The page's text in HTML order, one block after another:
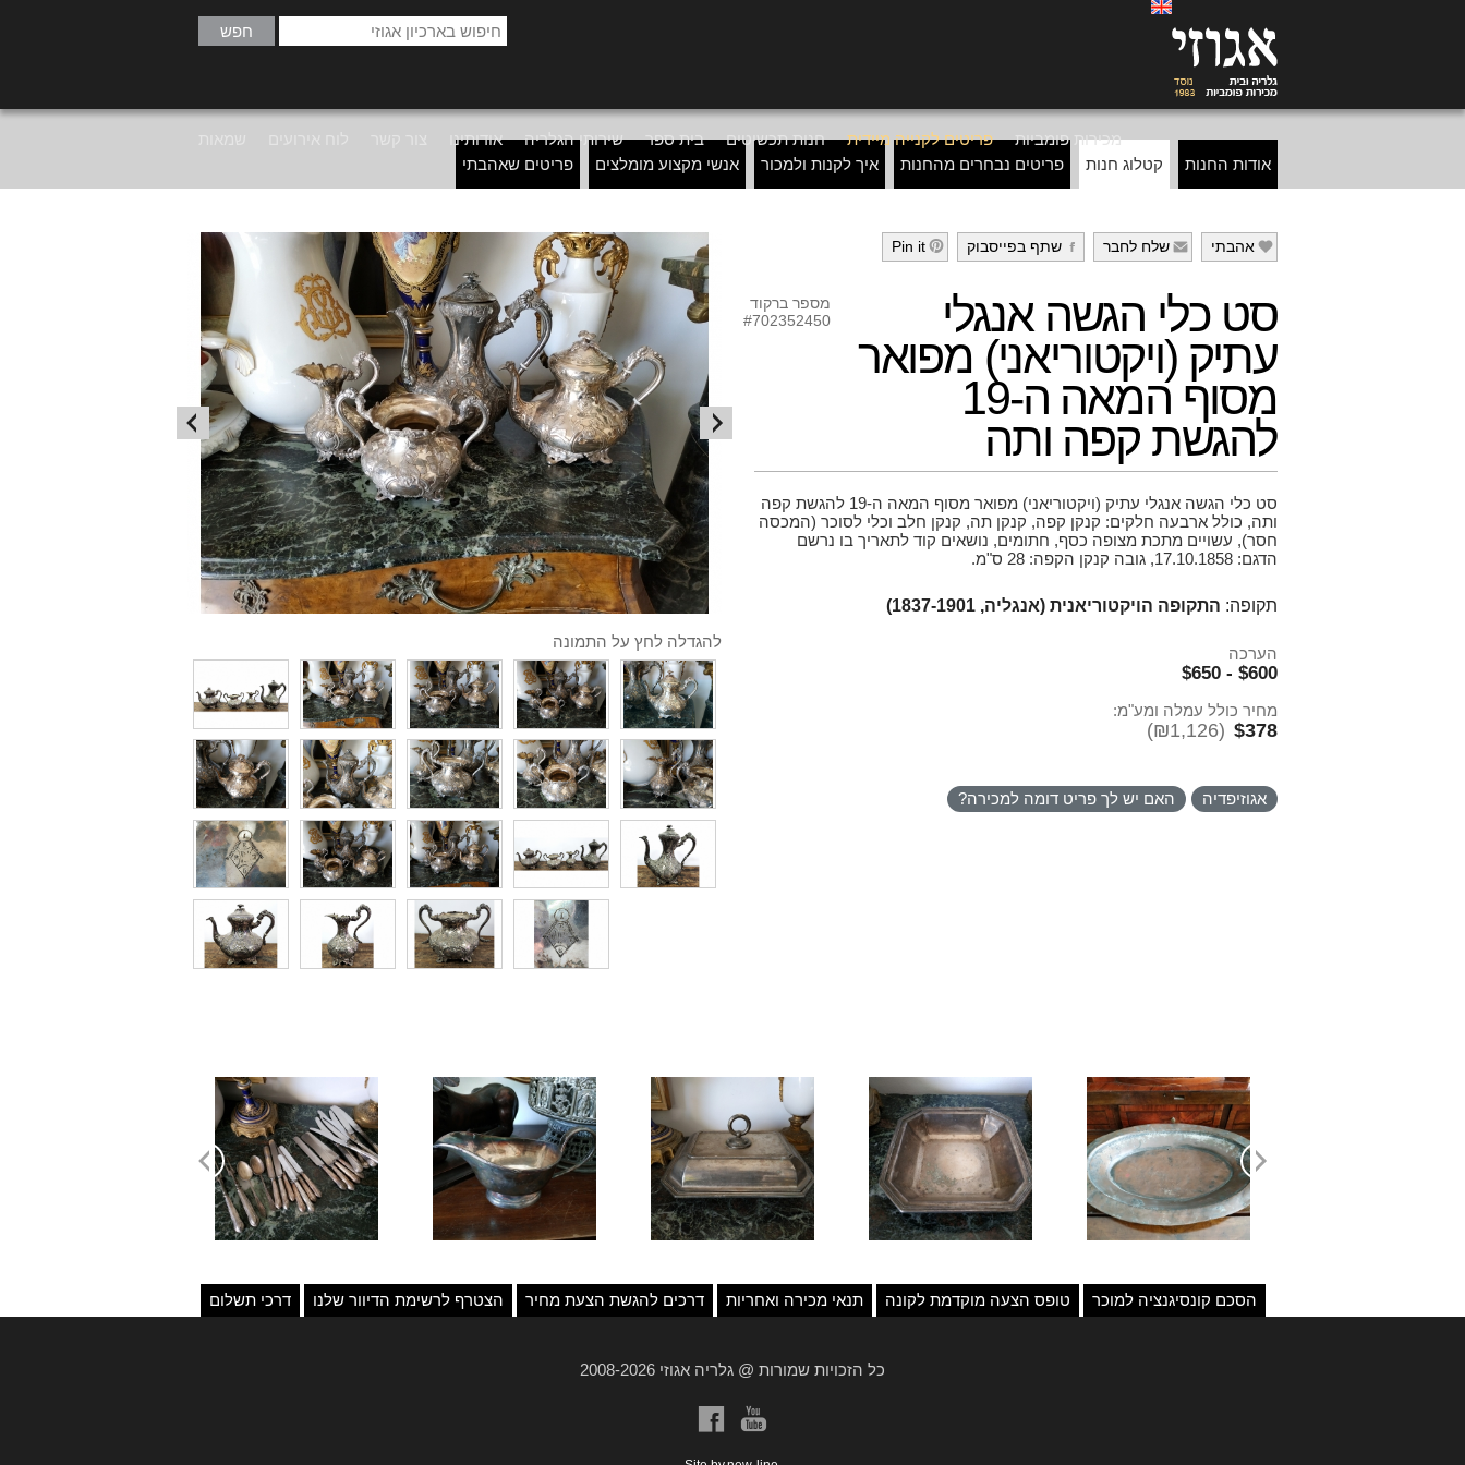
מכירות פומביות פריטים לקנייה מיידית חנות תכשיטים בית ספר שירותי הגלריה אודותינו
אודות החנות
קטלוג חנות פריטים נבחרים מהחנות איך לקנות ולמכור אנשי מקצוע מומלצים פריטים שאהבתי
e אהבתי f שלח לחבר g שתף בפייסבוק h
Pin it
סט כלי הגשה אנגלי
עתיק (ויקטוריאני) מפואר
מסוף המאה ה-19
להגשת קפה ותה
מספר ברקוד
#702352450
סט כלי הגשה אנגלי עתיק (ויקטוריאני) מפואר מסוף המאה ה-19 להגשת קפה
ותה, כולל ארבעה חלקים: קנקן קפה, קנקן תה, קנקן חלב וכלי לסוכר (המכסה
חסר), עשויים מתכת מצופה כסף, חתומים, נושאים קוד לתאריך בו נרשם
הדגם: 17.10.1858, גובה קנקן הקפה: 28 ס"מ.
תקופה: התקופה הויקטוריאנית (אנגליה, 1837-1901)
הערכה
$600 - $650
מחיר כולל עמלה ומע"מ:
$378
(₪1,126)
אגוזיפדיה האם יש לך פריט דומה למכירה?
להגדלה לחץ על התמונה
הסכם קונסיגנציה למוכר טופס הצעה מוקדמת לקונה תנאי מכירה ואחריות דרכים להגשת הצעת מחיר הצטרף לרשימת הדיוור שלנו דרכי תשלום
כל הזכויות שמורות @ גלריה אגוזי 2008-2026
a b